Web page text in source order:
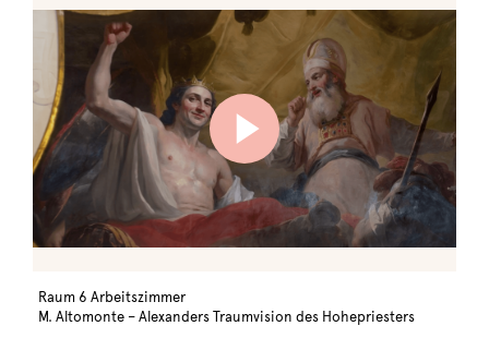
Raum 6 Arbeitszimmer
M. Altomonte – Alexanders Traumvision des Hohepriesters